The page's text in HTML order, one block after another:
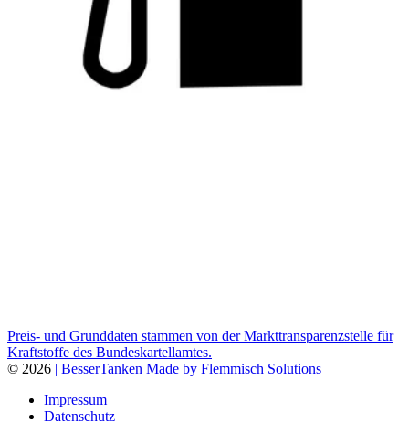
Preis- und Grunddaten stammen von der Markttransparenzstelle für
Kraftstoffe des Bundeskartellamtes.
© 2026 | BesserTanken Made by Flemmisch Solutions
Impressum
Datenschutz